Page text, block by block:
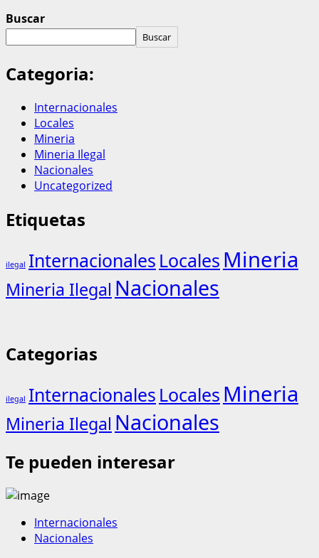
Buscar
Buscar
Categoria:
Internacionales
Locales
Mineria
Mineria Ilegal
Nacionales
Uncategorized
Etiquetas
ilegal Internacionales Locales Mineria
Mineria Ilegal Nacionales
Categorias
ilegal Internacionales Locales Mineria
Mineria Ilegal Nacionales
Te pueden interesar
Internacionales
Nacionales